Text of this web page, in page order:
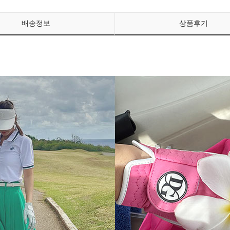
배송정보 상품후기